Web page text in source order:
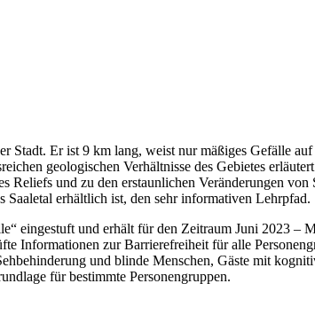
Er ist 9 km lang, weist nur mäßiges Gefälle
geologischen Verhältnisse des Gebietes
und zu den erstaunlichen Veränderungen
erhältlich ist, den sehr informativen Lehrpfad.
eingestuft und erhält für den Zeitraum Juni 2023 –
Informationen zur Barrierefreiheit für alle
und blinde Menschen, Gäste mit
für bestimmte Personengruppen.